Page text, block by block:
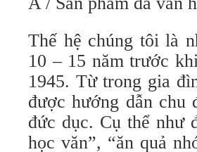
Thế hệ chúng tôi là
10 – 15 năm trước
1945. Từ trong gia
được hướng dẫn chu
đức dục. Cụ thể như
học văn”, “ăn quả